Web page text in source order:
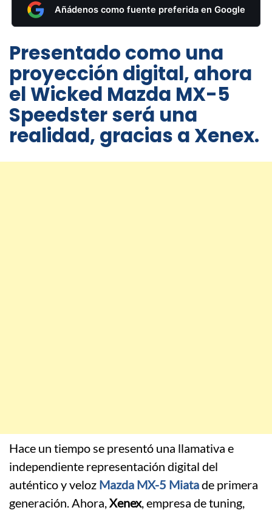
Añádenos como fuente preferida en Google
Presentado como una
proyección digital, ahora
el Wicked Mazda MX-5
Speedsterserá una
realidad, gracias a Xenex.
Hace un tiempo se presentó una llamativa e
independiente representación digital del
auténtico y veloz Mazda MX-5 Miatade primera
generación. Ahora,Xenex, empresa de tuning,